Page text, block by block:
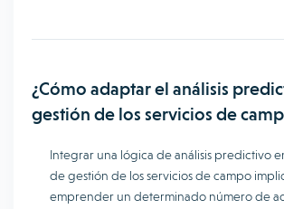
¿Cómo adaptar el análisis
gestión de los servicios de
Integrar una lógica de análisis predictivo
de gestión de los servicios de campo
emprender un determinado número de